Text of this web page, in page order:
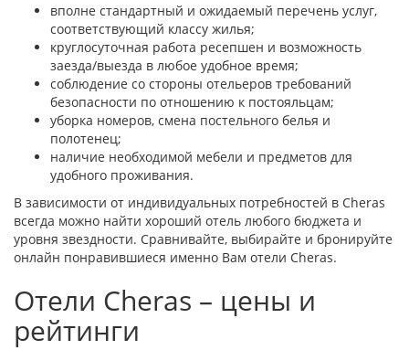
вполне стандартный и ожидаемый перечень услуг,
соответствующий классу жилья;
круглосуточная работа ресепшен и возможность
заезда/выезда в любое удобное время;
соблюдение со стороны отельеров требований
безопасности по отношению к постояльцам;
уборка номеров, смена постельного белья и
полотенец;
наличие необходимой мебели и предметов для
удобного проживания.
В зависимости от индивидуальных потребностей в Cheras
всегда можно найти хороший отель любого бюджета и
уровня звездности. Сравнивайте, выбирайте и бронируйте
онлайн понравившиеся именно Вам отели Cheras.
Отели Cheras – цены и
рейтинги